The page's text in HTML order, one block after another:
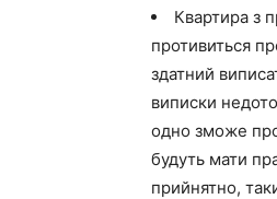
Квартира з
противиться
здатний
виписки
одно зможе
будуть мати
прийнятно,